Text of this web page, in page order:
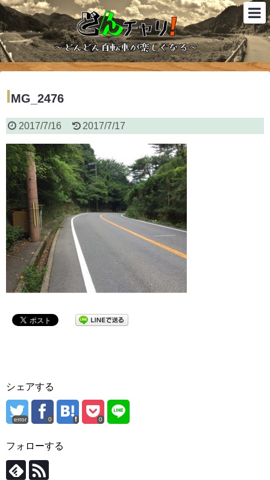
IMG_2476
2017/7/16 2017/7/17
シェアする
error 0 0
フォローする